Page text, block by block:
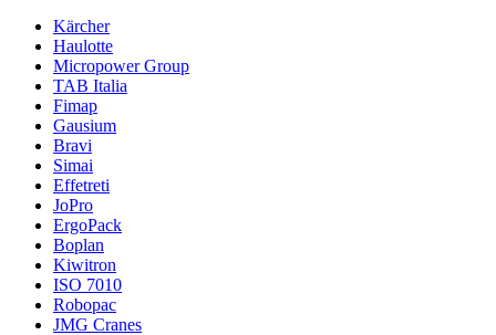
Kärcher
Haulotte
Micropower Group
TAB Italia
Fimap
Gausium
Bravi
Simai
Effetreti
JoPro
ErgoPack
Boplan
Kiwitron
ISO 7010
Robopac
JMG Cranes